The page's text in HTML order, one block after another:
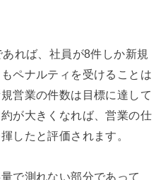
れば、社員が8件しか新規
ペナルティを受けることは
営業の件数は目標に達して
が大きくなれば、営業の仕
したと評価されます。
で測れない部分であって